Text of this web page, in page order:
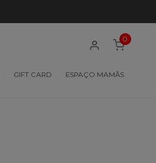
GIFT CARD ESPAÇO MAMÃS
0